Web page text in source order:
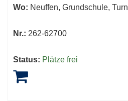
Wo: Neuffen, Grundschule,
Nr.: 262-62700
Status: Plätze frei